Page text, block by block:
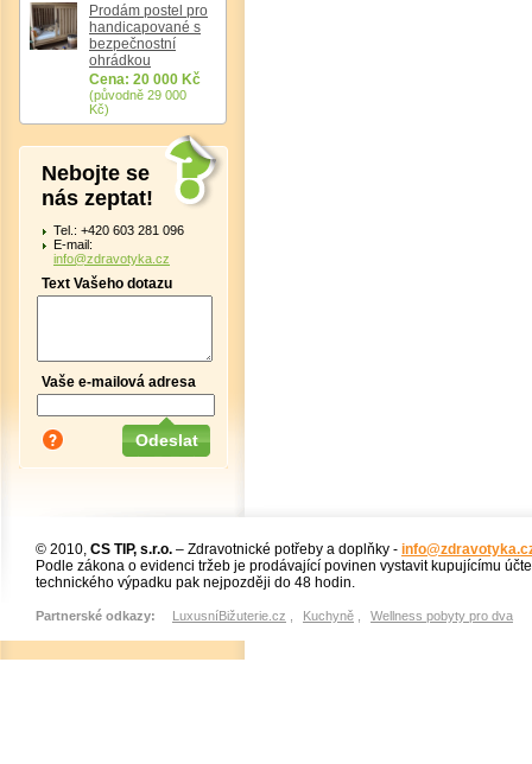
Prodám postel pro
handicapované s
bezpečnostní
ohrádkou
Cena: 20 000 Kč
(původně 29 000
Kč)
Nebojte se
nás zeptat!
Tel.: +420 603 281 096
E-mail:
info@zdravotyka.cz
Text Vašeho dotazu
Vaše e-mailová adresa
© 2010, CS TIP, s.r.o. – Zdravotnické potřeby a doplňky -
Podle zákona o evidenci tržeb je prodávající povinen vystavit kupujícímu
technického výpadku pak nejpozději do 48 hodin.
Partnerské odkazy: LuxusníBižuterie.cz Kuchyně Wellness pobyty pro dva